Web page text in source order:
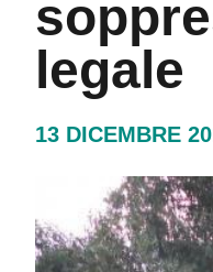
legale
13 DICEMBRE